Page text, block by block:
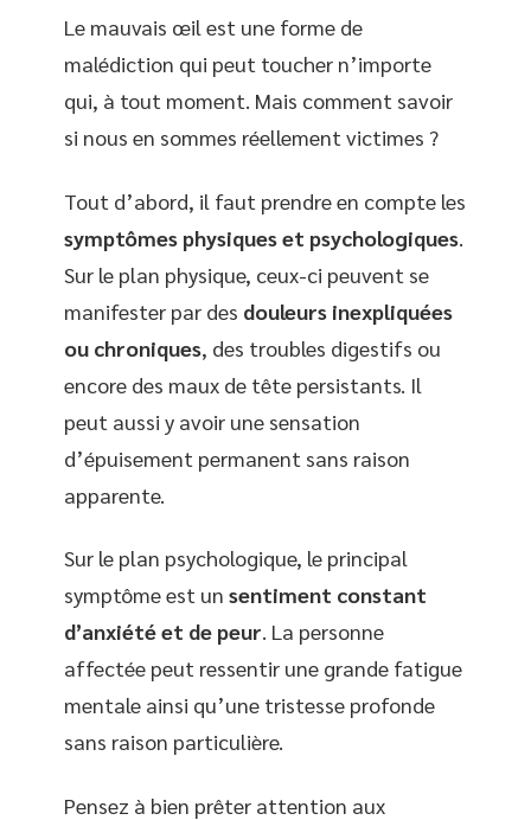
Le mauvais œil est une forme de
malédiction qui peut toucher n’importe
qui, à tout moment. Mais comment savoir
si nous en sommes réellement victimes ?
Tout d’abord, il faut prendre en compte les
symptômes physiques et psychologiques
Sur le plan physique, ceux-ci peuvent se
manifester par des douleurs inexpliquées
ou chroniques, des troubles digestifs ou
encore des maux de tête persistants. Il
peut aussi y avoir une sensation
d’épuisement permanent sans raison
apparente.
Sur le plan psychologique, le principal
symptôme est un sentiment constant
d’anxiété et de peur. La personne
affectée peut ressentir une grande fatigue
mentale ainsi qu’une tristesse profonde
sans raison particulière.
Pensez à bien prêter attention aux